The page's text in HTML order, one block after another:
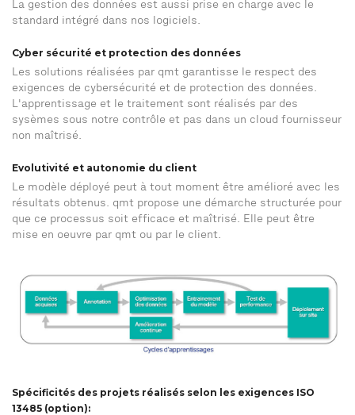
La gestion des données est aussi prise en charge avec le
standard intégré dans nos logiciels.
Cyber sécurité et protection des données
Les solutions réalisées par qmt garantisse le respect des
exigences de cybersécurité et de protection des données.
L'apprentissage et le traitement sont réalisés par des
sysèmes sous notre contrôle et pas dans un cloud fournisseur
non maîtrisé.
Evolutivité et autonomie du client
Le modèle déployé peut à tout moment être amélioré avec les
résultats obtenus. qmt propose une démarche structurée pour
que ce processus soit efficace et maîtrisé. Elle peut être
mise en oeuvre par qmt ou par le client.
Spécificités des projets réalisés selon les exigences ISO
13485 (option):